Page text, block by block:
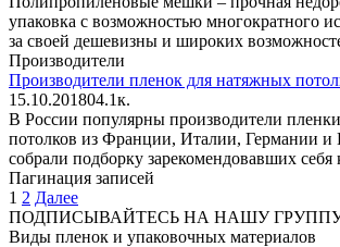
упаковка с возможностью многократного
за своей дешевизны и широких
Производители
Производители пленок для натяжных
15.10.201804.1к.
В России популярны производители
потолков из Франции, Италии, Германии
собрали подборку зарекомендовавших себя
Пагинация записей
1 2 Далее
ПОДПИСЫВАЙТЕСЬ НА НАШУ
Виды пленок и упаковочных материалов